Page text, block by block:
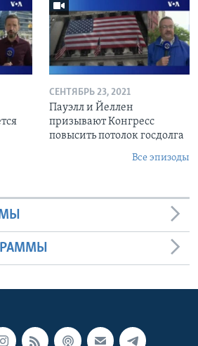
СЕНТЯБРЬ 23, 2021
Пауэлл и Йеллен
призывают Конгресс
повысить потолок госдолга
Все эпизоды